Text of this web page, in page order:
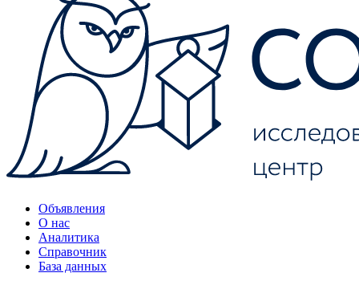
Объявления
О нас
Аналитика
Справочник
База данных